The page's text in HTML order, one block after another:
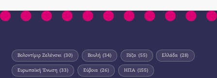
Βολοντίμιρ Ζελένσκι (30) Βουλή (34) Γάζα (55) Ελλάδα (28)
Ευρωπαϊκή Ένωση (33) Εύβοια (26) ΗΠΑ (155)